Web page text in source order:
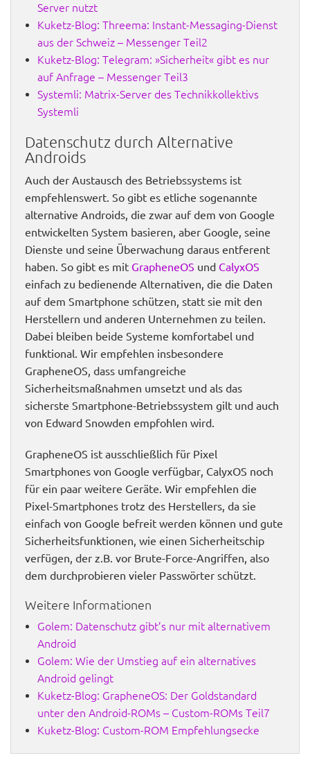
Server nutzt
Kuketz-Blog: Threema: Instant-Messaging-Dienst
aus der Schweiz – Messenger Teil2
Kuketz-Blog: Telegram: »Sicherheit« gibt es nur
auf Anfrage – Messenger Teil3
Systemli: Matrix-Server des Technikkollektivs
Systemli
Datenschutz durch Alternative
Androids
Auch der Austausch des Betriebssystems ist
empfehlenswert. So gibt es etliche sogenannte
alternative Androids, die zwar auf dem von Google
entwickelten System basieren, aber Google, seine
Dienste und seine Überwachung daraus entferent
haben. So gibt es mit GrapheneOS und CalyxOS
einfach zu bedienende Alternativen, die die Daten
auf dem Smartphone schützen, statt sie mit den
Herstellern und anderen Unternehmen zu teilen.
Dabei bleiben beide Systeme komfortabel und
funktional. Wir empfehlen insbesondere
GrapheneOS, dass umfangreiche
Sicherheitsmaßnahmen umsetzt und als das
sicherste Smartphone-Betriebssystem gilt und auch
von Edward Snowden empfohlen wird.
GrapheneOS ist ausschließlich für Pixel
Smartphones von Google verfügbar, CalyxOS noch
für ein paar weitere Geräte. Wir empfehlen die
Pixel-Smartphones trotz des Herstellers, da sie
einfach von Google befreit werden können und gute
Sicherheitsfunktionen, wie einen Sicherheitschip
verfügen, der z.B. vor Brute-Force-Angriffen, also
dem durchprobieren vieler Passwörter schützt.
Weitere Informationen
Golem: Datenschutz gibt’s nur mit alternativem
Android
Golem: Wie der Umstieg auf ein alternatives
Android gelingt
Kuketz-Blog: GrapheneOS: Der Goldstandard
unter den Android-ROMs – Custom-ROMs Teil7
Kuketz-Blog: Custom-ROM Empfehlungsecke